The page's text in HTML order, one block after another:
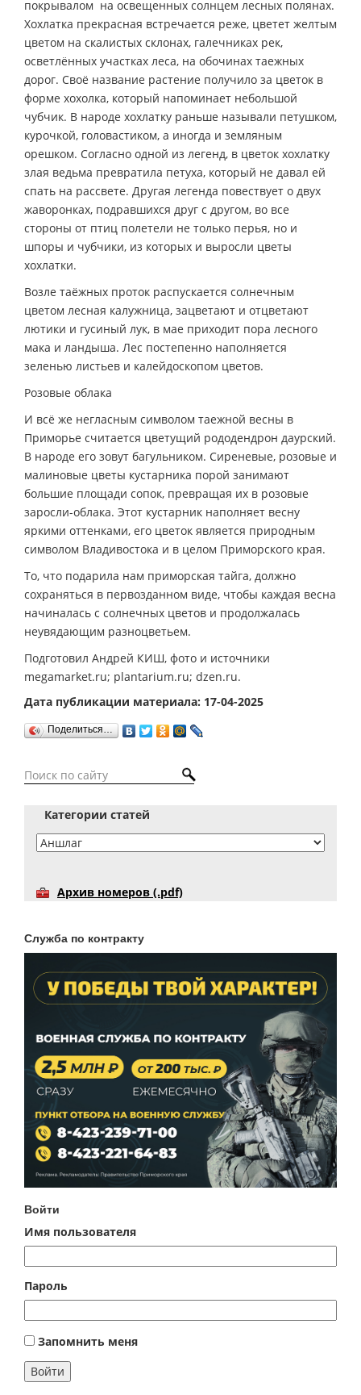
покрывалом на освещенных солнцем лесных полянах.
Хохлатка прекрасная встречается реже, цветет желтым
цветом на скалистых склонах, галечниках рек,
осветлённых участках леса, на обочинах таежных
дорог. Своё название растение получило за цветок в
форме хохолка, который напоминает небольшой
чубчик. В народе хохлатку раньше называли петушком,
курочкой, головастиком, а иногда и земляным
орешком. Согласно одной из легенд, в цветок хохлатку
злая ведьма превратила петуха, который не давал ей
спать на рассвете. Другая легенда повествует о двух
жаворонках, подравшихся друг с другом, во все
стороны от птиц полетели не только перья, но и
шпоры и чубчики, из которых и выросли цветы
хохлатки.
Возле таёжных проток распускается солнечным
цветом лесная калужница, зацветают и отцветают
лютики и гусиный лук, в мае приходит пора лесного
мака и ландыша. Лес постепенно наполняется
зеленью листьев и калейдоскопом цветов.
Розовые облака
И всё же негласным символом таежной весны в
Приморье считается цветущий рододендрон даурский.
В народе его зовут багульником. Сиреневые, розовые и
малиновые цветы кустарника порой занимают
большие площади сопок, превращая их в розовые
заросли-облака. Этот кустарник наполняет весну
яркими оттенками, его цветок является природным
символом Владивостока и в целом Приморского края.
То, что подарила нам приморская тайга, должно
сохраняться в первозданном виде, чтобы каждая весна
начиналась с солнечных цветов и продолжалась
неувядающим разноцветьем.
Подготовил Андрей КИШ, фото и источники
megamarket.ru; plantarium.ru; dzen.ru.
Дата публикации материала: 17-04-2025
Поделиться…
Категории статей
Архив номеров (.pdf)
Служба по контракту
Войти
Имя пользователя
Пароль
Запомнить меня
Войти